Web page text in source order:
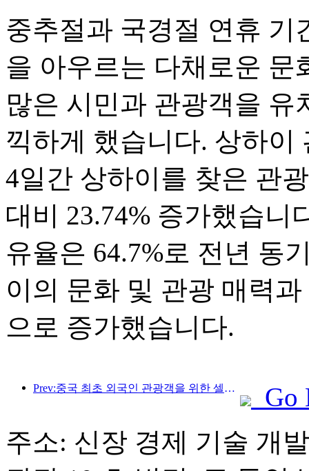
중추절과 국경절 연휴 기
을 아우르는 다채로운 문
많은 시민과 관광객을
끽하게 했습니다. 상하이
4일간 상하이를 찾은 관
대비 23.74% 증가했습니
유율은 64.7%로 전년 동
이의 문화 및 관광 매력
으로 증가했습니다.
Prev:중국 최초 외국인 관광객을 위한 셀프서비스 문화관광 소비 시스템 상하이에 출시
Go
주소: 신장 경제 기술 개